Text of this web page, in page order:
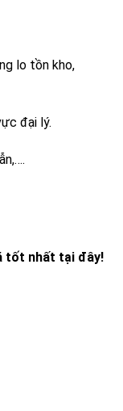
lo tồn kho,
đại lý.
tốt nhất tại đây!